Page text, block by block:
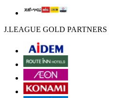
J.LEAGUE GOLD PARTNERS